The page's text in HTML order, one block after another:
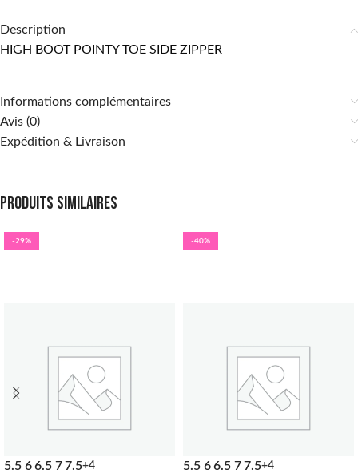
Description
HIGH BOOT POINTY TOE SIDE ZIPPER
Informations complémentaires
Avis (0)
Expédition & Livraison
Produits similaires
-29%
5.5 6 6.5 7 7.5+4
-40%
5.5 6 6.5 7 7.5+4